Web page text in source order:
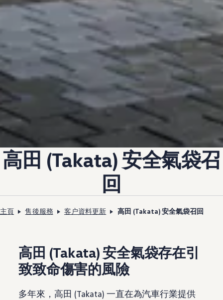
高田 (Takata) 安全氣袋召
回
主頁 售後服務 客户資料更新 高田 (Takata) 安全氣袋召回
高田 (Takata) 安全氣袋存在引
致致命傷害的風險
多年來，高田 (Takata) 一直在為汽車行業提供